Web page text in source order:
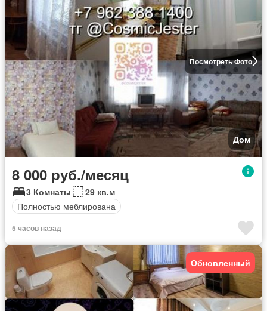
Посмотреть Фото
Дом
8 000 руб./месяц
3 Комнаты
29 кв.м
Полностью меблирована
5 часов назад
Обновленный